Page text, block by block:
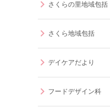
さくらの里地域包括
さくら地域包括
デイケアだより
フードデザイン科